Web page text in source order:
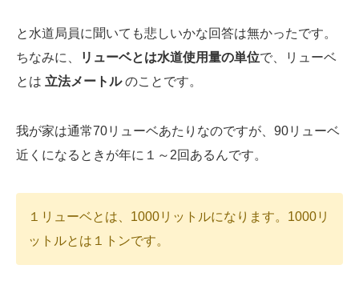
と水道局員に聞いても悲しいかな回答は無かったです。
ちなみに、
リューベとは水道使用量の単位で、リューベ
とは 立法メートルのことです。
我が家は通常70リューベあたりなのですが、90リューベ
近くになるときが年に１～2回あるんです。
１リューベとは、1000リットルになります。1000リ
ットルとは１トンです。